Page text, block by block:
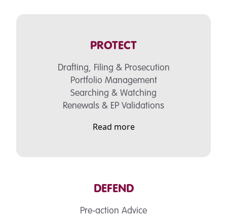
PROTECT
Drafting, Filing & Prosecution
Portfolio Management
Searching & Watching
Renewals & EP Validations
Read more
DEFEND
Pre-action Advice